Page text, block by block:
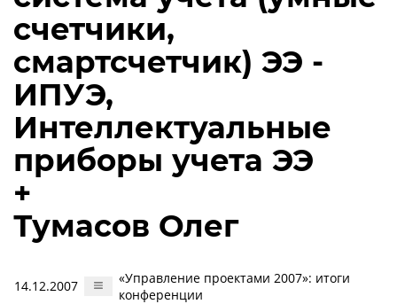
счетчики,
смартсчетчик) ЭЭ -
ИПУЭ,
Интеллектуальные
приборы учета ЭЭ
+
Тумасов Олег
14.12.2007
«Управление проектами 2007»: итоги
конференции